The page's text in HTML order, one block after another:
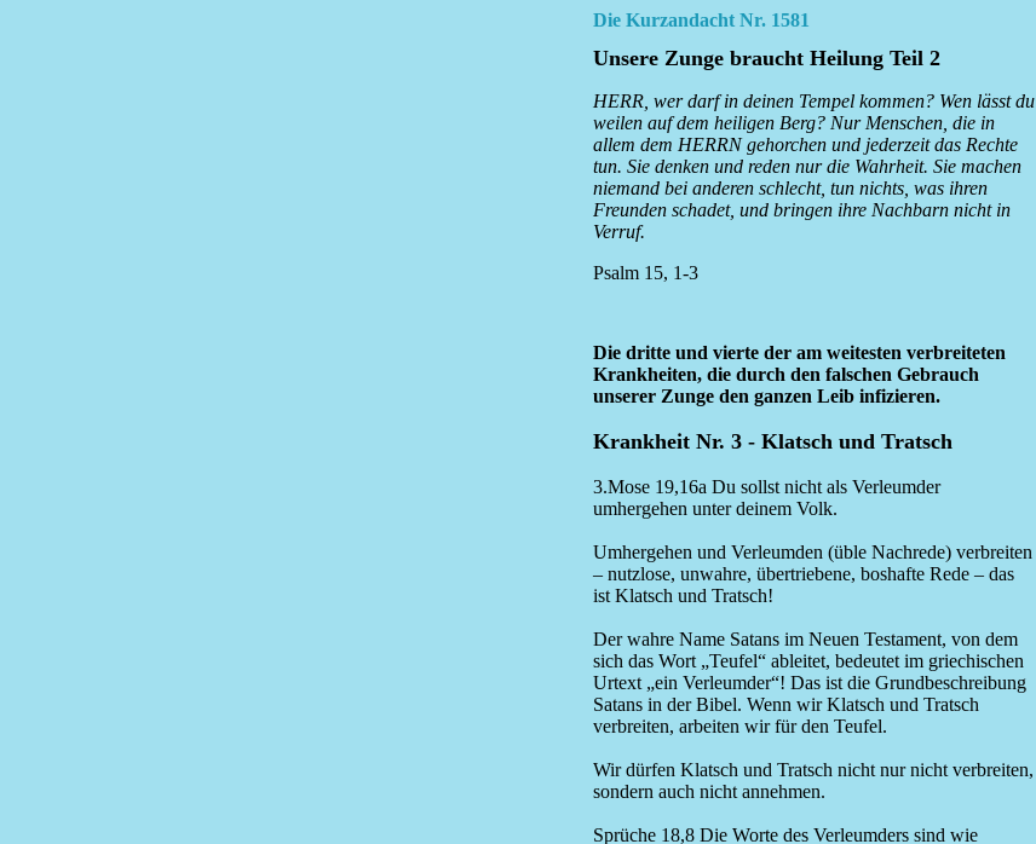
Die Kurzandacht Nr. 1581
Unsere Zunge braucht Heilung Teil 2
HERR, wer darf in deinen Tempel kommen? Wen lässt du
weilen auf dem heiligen Berg? Nur Menschen, die in
allem dem HERRN gehorchen und jederzeit das Rechte
tun. Sie denken und reden nur die Wahrheit. Sie machen
niemand bei anderen schlecht, tun nichts, was ihren
Freunden schadet, und bringen ihre Nachbarn nicht in
Verruf.
Psalm 15, 1-3
Die dritte und vierte der am weitesten verbreiteten
Krankheiten, die durch den falschen Gebrauch
unserer Zunge den ganzen Leib infizieren.
Krankheit Nr. 3 - Klatsch und Tratsch
3.Mose 19,16a Du sollst nicht als Verleumder
umhergehen unter deinem Volk.
Umhergehen und Verleumden (üble Nachrede) verbreiten
– nutzlose, unwahre, übertriebene, boshafte Rede – das
ist Klatsch und Tratsch!
Der wahre Name Satans im Neuen Testament, von dem
sich das Wort „Teufel“ ableitet, bedeutet im griechischen
Urtext „ein Verleumder“! Das ist die Grundbeschreibung
Satans in der Bibel. Wenn wir Klatsch und Tratsch
verbreiten, arbeiten wir für den Teufel.
Wir dürfen Klatsch und Tratsch nicht nur nicht verbreiten,
sondern auch nicht annehmen.
Sprüche 18,8 Die Worte des Verleumders sind wie